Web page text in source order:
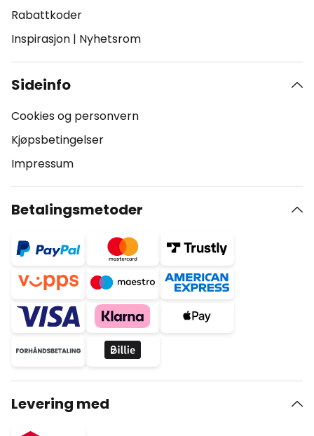
Rabattkoder
Inspirasjon | Nyhetsrom
Sideinfo
Cookies og personvern
Kjøpsbetingelser
Impressum
Betalingsmetoder
Levering med